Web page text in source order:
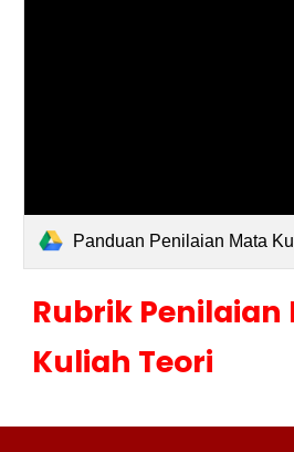
Panduan Penilaian Mata
Rubrik Penilaian
Kuliah Teori